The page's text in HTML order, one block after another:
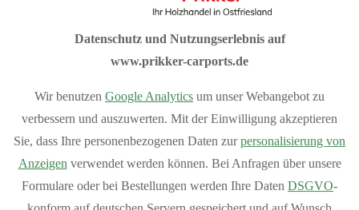
Planen Sie Ihren Carport ganz nach Ihren Wünschen mit
.
Sommeraktion 10% Rabatt auf das
Grundmodell aller Carports.
Sondermodelle sind von der Aktion ausgeschlossen
Datenschutz und Nutzungserlebnis auf
www.prikker-carports.de
Wir benutzen Google Analytics um unser Webangebot zu
verbessern und auszuwerten. Mit der Einwilligung akzeptieren
Sie, dass Ihre personenbezogenen Daten zurpersonalisierung von
Anzeigen verwendet werden können. Bei Anfragen über unsere
Formulare oder bei Bestellungen werden Ihre Daten DSGVO-